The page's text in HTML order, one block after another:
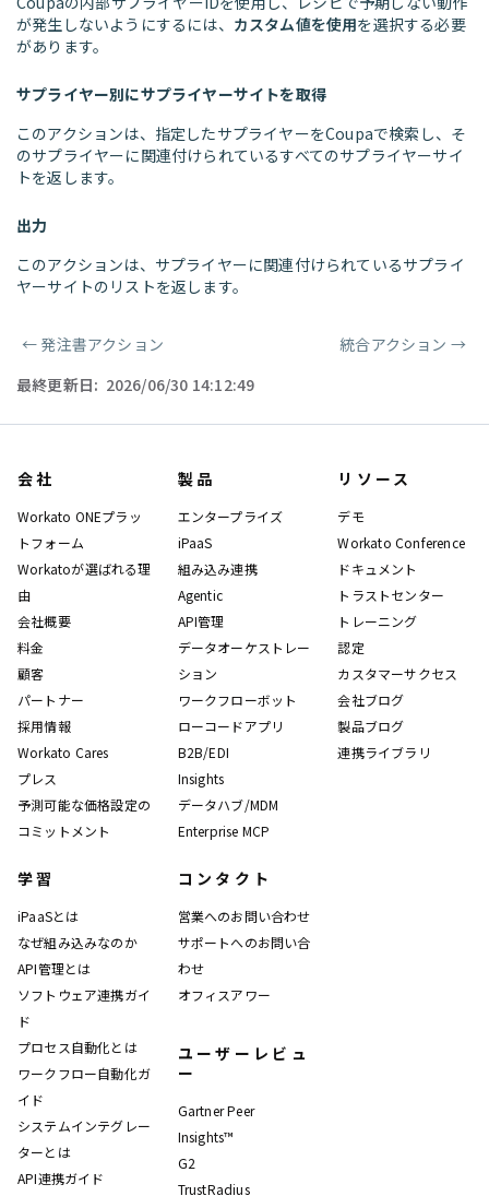
が発生しないようにするには、 カスタム値を使用を選択する必要
があります。
サプライヤー別にサプライヤーサイトを取得
このアクションは、指定したサプライヤーをCoupaで検索し、そ
のサプライヤーに関連付けられているすべてのサプライヤーサイ
トを返します。
出力
このアクションは、サプライヤーに関連付けられているサプライ
ヤーサイトのリストを返します。
ページャー
← 発注書アクション 統合アクション →
最終更新日: 2026/06/30 14:12:49
会社
Workato ONEプラッ
トフォーム
Workatoが選ばれる理
由
会社概要
料金
顧客
パートナー
採用情報
Workato Cares
プレス
予測可能な価格設定の
コミットメント
製品
エンタープライズ
iPaaS
組み込み連携
Agentic
API管理
データオーケストレー
ション
ワークフローボット
ローコードアプリ
B2B/EDI
Insights
データハブ/MDM
Enterprise MCP
リソース
デモ
Workato Conference
ドキュメント
トラストセンター
トレーニング
認定
カスタマーサクセス
会社ブログ
製品ブログ
連携ライブラリ
学習
iPaaSとは
なぜ組み込みなのか
API管理とは
ソフトウェア連携ガイ
ド
プロセス自動化とは
ワークフロー自動化ガ
イド
システムインテグレー
ターとは
API連携ガイド
コンタクト
営業へのお問い合わせ
サポートへのお問い合
わせ
オフィスアワー
ユーザーレビュ
ー
Gartner Peer
Insights™
G2
TrustRadius